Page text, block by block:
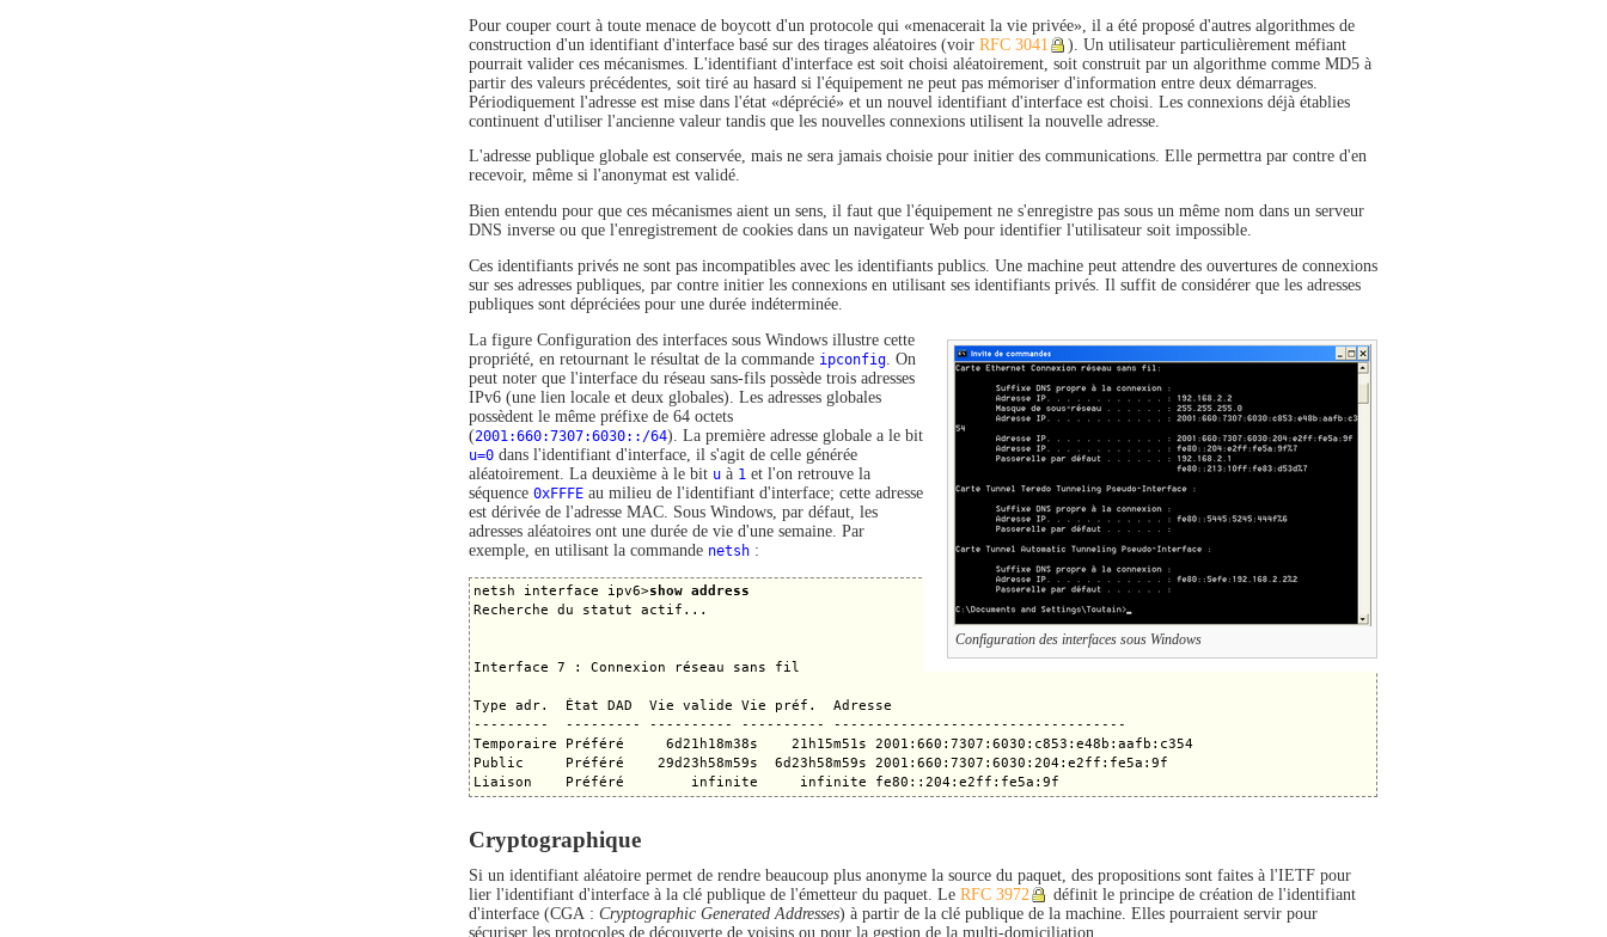
Pour couper court à toute menace de boycott d'un protocole qui «menacerait la vie privée», il a été proposé d'autres algorithmes de
construction d'un identifiant d'interface basé sur des tirages aléatoires (voir RFC 3041
). Un utilisateur particulièrement méfiant
pourrait valider ces mécanismes. L'identifiant d'interface est soit choisi aléatoirement, soit construit par un algorithme comme MD5 à
partir des valeurs précédentes, soit tiré au hasard si l'équipement ne peut pas mémoriser d'information entre deux démarrages.
Périodiquement l'adresse est mise dans l'état «déprécié» et un nouvel identifiant d'interface est choisi. Les connexions déjà établies
continuent d'utiliser l'ancienne valeur tandis que les nouvelles connexions utilisent la nouvelle adresse.
L'adresse publique globale est conservée, mais ne sera jamais choisie pour initier des communications. Elle permettra par contre d'en
recevoir, même si l'anonymat est validé.
Bien entendu pour que ces mécanismes aient un sens, il faut que l'équipement ne s'enregistre pas sous un même nom dans un serveur
DNS inverse ou que l'enregistrement de cookies dans un navigateur Web pour identifier l'utilisateur soit impossible.
Ces identifiants privés ne sont pas incompatibles avec les identifiants publics. Une machine peut attendre des ouvertures de connexions
sur ses adresses publiques, par contre initier les connexions en utilisant ses identifiants privés. Il suffit de considérer que les adresses
publiques sont dépréciées pour une durée indéterminée.
Configuration des interfaces sous Windows
La figure Configuration des interfaces sous Windows illustre cette
propriété, en retournant le résultat de la commande ipconfig. On
peut noter que l'interface du réseau sans-fils possède trois adresses
IPv6 (une lien locale et deux globales). Les adresses globales
possèdent le même préfixe de 64 octets
(2001:660:7307:6030::/64). La première adresse globale a le bit
u=0 dans l'identifiant d'interface, il s'agit de celle générée
aléatoirement. La deuxième à le bit u à 1 et l'on retrouve la
séquence 0xFFFE au milieu de l'identifiant d'interface; cette adresse
est dérivée de l'adresse MAC. Sous Windows, par défaut, les
adresses aléatoires ont une durée de vie d'une semaine. Par
exemple, en utilisant la commande netsh :
netsh interface ipv6>show address
Recherche du statut actif...
Interface 7 : Connexion réseau sans fil
Type adr.  État DAD  Vie valide Vie préf.  Adresse
---------  --------- ---------- ---------- -----------------------------------
Temporaire Préféré     6d21h18m38s    21h15m51s 2001:660:7307:6030:c853:e48b:aafb:c354
Public     Préféré    29d23h58m59s  6d23h58m59s 2001:660:7307:6030:204:e2ff:fe5a:9f
Cryptographique
Si un identifiant aléatoire permet de rendre beaucoup plus anonyme la source du paquet, des propositions sont faites à l'IETF pour
lier l'identifiant d'interface à la clé publique de l'émetteur du paquet. Le RFC 3972
définit le principe de création de l'identifiant
d'interface (CGA : Cryptographic Generated Addresses) à partir de la clé publique de la machine. Elles pourraient servir pour
sécuriser les protocoles de découverte de voisins ou pour la gestion de la multi-domiciliation.